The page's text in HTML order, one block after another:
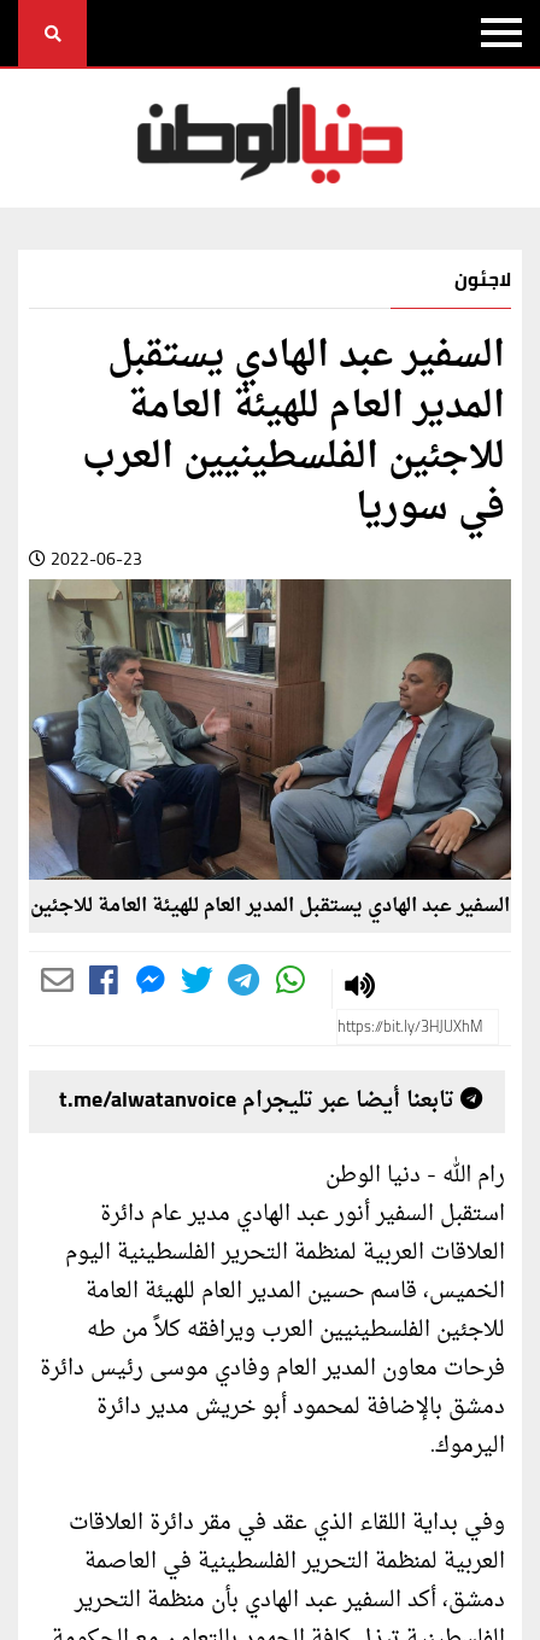
لاجئون
السفير عبد الهادي يستقبل
المدير العام للهيئة العامة
للاجئين الفلسطينيين العرب
في سوريا
2022-06-23
السفير عبد الهادي يستقبل المدير العام للهيئة العامة للاجئين
تابعنا أيضا عبر تليجرام t.me/alwatanvoice
رام الله - دنيا الوطن
استقبل السفير أنور عبد الهادي مدير عام دائرة
العلاقات العربية لمنظمة التحرير الفلسطينية اليوم
الخميس، قاسم حسين المدير العام للهيئة العامة
للاجئين الفلسطينيين العرب ويرافقه كلاً من طه
فرحات معاون المدير العام وفادي موسى رئيس دائرة
دمشق بالإضافة لمحمود أبو خريش مدير دائرة
اليرموك.
وفي بداية اللقاء الذي عقد في مقر دائرة العلاقات
العربية لمنظمة التحرير الفلسطينية في العاصمة
دمشق، أكد السفير عبد الهادي بأن منظمة التحرير